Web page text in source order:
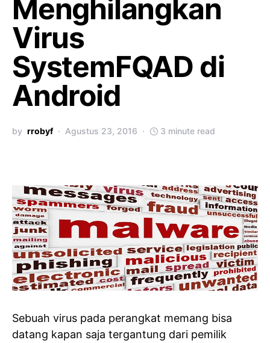
Menghilangkan
Virus
SystemFQAD di
Android
by rrobyf Agustus 23, 2016 3 minute read
Sebuah virus pada perangkat memang bisa
datang kapan saja tergantung dari pemilik